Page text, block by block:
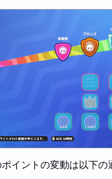
イントの変動は以下の